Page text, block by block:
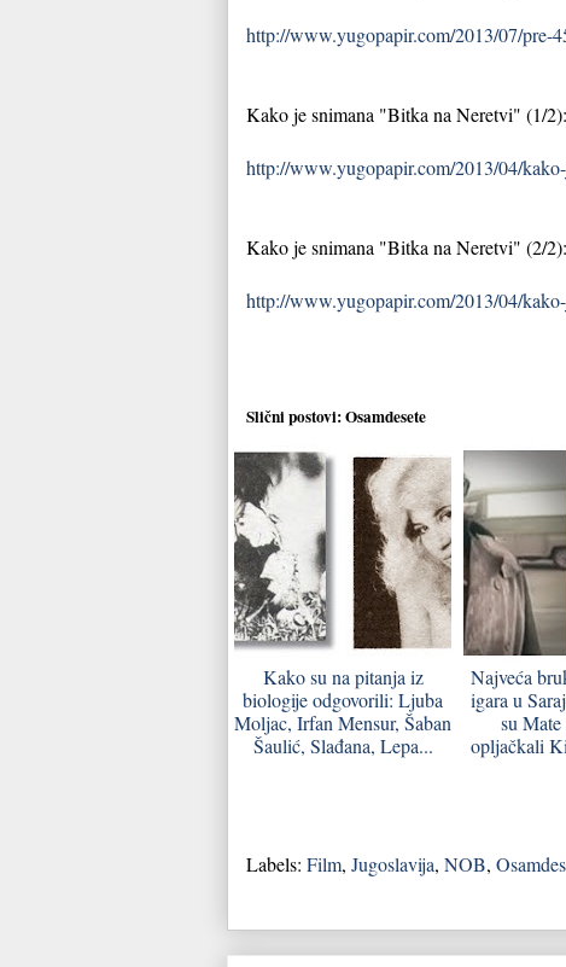
http://www.yugopapir.com/2013/07/pre-
Kako je snimana "Bitka na Neretvi" (1/
http://www.yugopapir.com/2013/04/
Kako je snimana "Bitka na Neretvi" (2/
http://www.yugopapir.com/2013/04/
Slični postovi:Osamdesete
Kako su na pitanja iz
biologije odgovorili: Ljuba
Moljac, Irfan Mensur, Šaban
Šaulić, Slađana, Lepa...
Najveća
igara u
su
opljačkali
Labels: Film, Jugoslavija, NOB,